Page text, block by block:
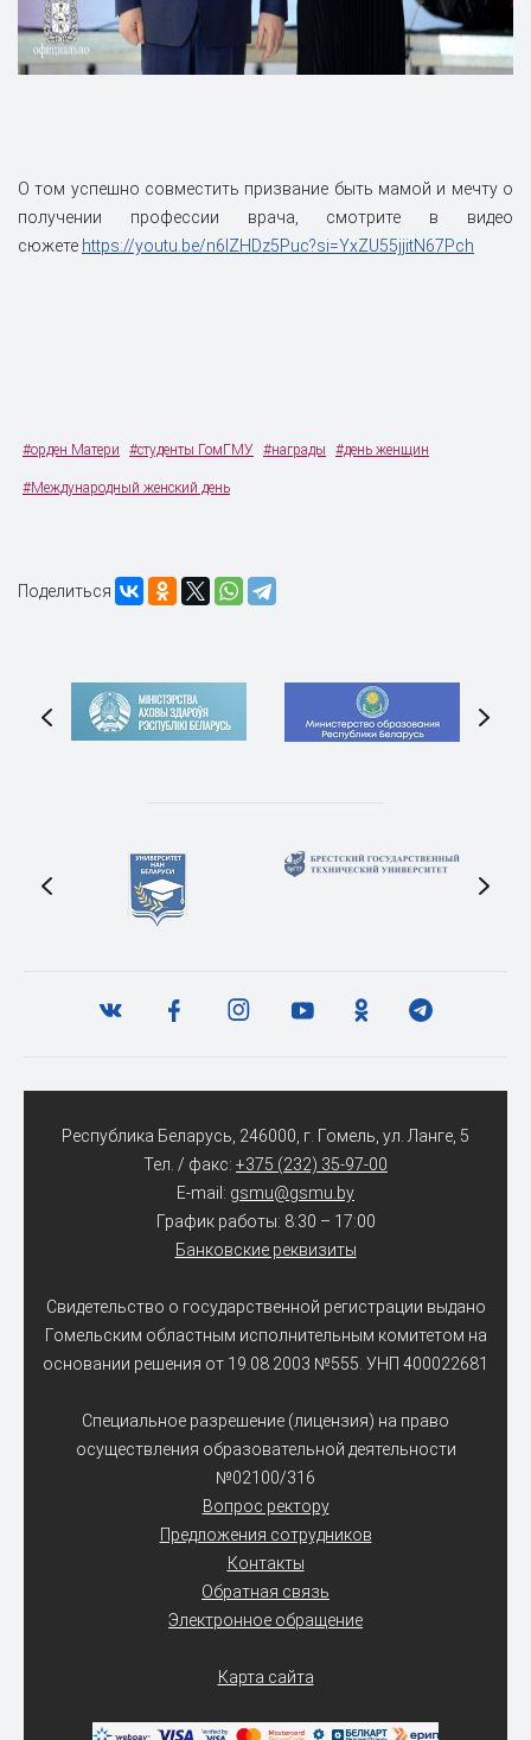
О том успешно совместить призвание быть мамой и мечту о
получении профессии врача, смотрите в видео
сюжете https://youtu.be/n6lZHDz5Puc?si=YxZU55jjitN67Pch
#орден Матери #студенты ГомГМУ #награды #день женщин
#Международный женский день
Поделиться
Республика Беларусь, 246000, г. Гомель, ул. Ланге, 5
Тел. / факс: +375 (232) 35-97-00
E-mail: gsmu@gsmu.by
График работы: 8:30 – 17:00
Банковские реквизиты
Свидетельство о государственной регистрации выдано
Гомельским областным исполнительным комитетом на
основании решения от 19.08.2003 №555. УНП 400022681
Специальное разрешение (лицензия) на право
осуществления образовательной деятельности
№02100/316
Вопрос ректору
Предложения сотрудников
Контакты
Обратная связь
Электронное обращение
Карта сайта